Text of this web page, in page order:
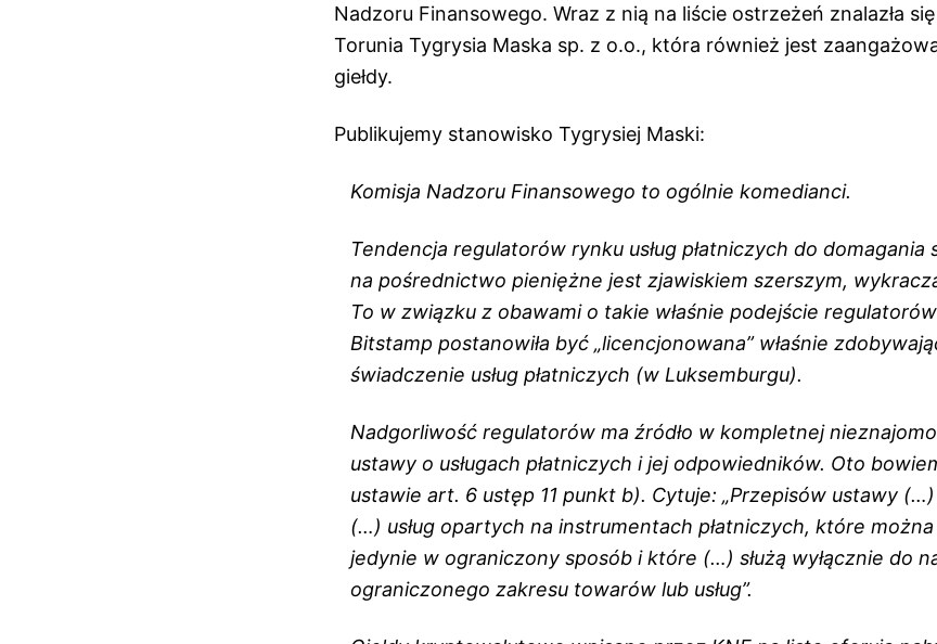
Nadzoru Finansowego. Wraz z nią na liście ostrzeżeń znalazła
Torunia Tygrysia Maska sp. z o.o., która również jest
giełdy.
Publikujemy stanowisko Tygrysiej Maski:
Komisja Nadzoru Finansowego to ogólnie komedianci.
Tendencja regulatorów rynku usług płatniczych do domagania
na pośrednictwo pieniężne jest zjawiskiem szerszym,
To w związku z obawami o takie właśnie podejście regulatorów
Bitstamp postanowiła być „licencjonowana” właśnie
świadczenie usług płatniczych (w Luksemburgu).
Nadgorliwość regulatorów ma źródło w kompletnej
ustawy o usługach płatniczych i jej odpowiedników. Oto
ustawie art. 6 ustęp 11 punkt b). Cytuje: „Przepisów ustawy
(…) usług opartych na instrumentach płatniczych, które
jedynie w ograniczony sposób i które (…) służą wyłącznie do
ograniczonego zakresu towarów lub usług”.